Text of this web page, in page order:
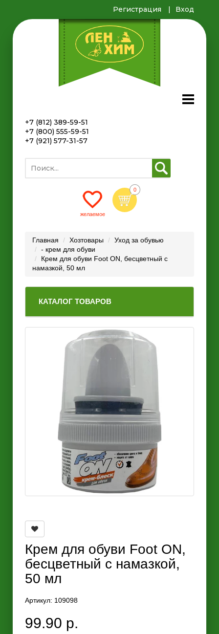
Регистрация Вход
+7 (812) 389-59-51
+7 (800) 555-59-51
+7 (921) 577-31-57
Главная Хозтовары
Уход за обувью
- крем для обуви
Крем для обуви Foot ON, бесцветный с
намазкой, 50 мл
КАТАЛОГ ТОВАРОВ
Крем для обуви Foot ON,
бесцветный с намазкой,
50 мл
Артикул: 109098
99.90 р.